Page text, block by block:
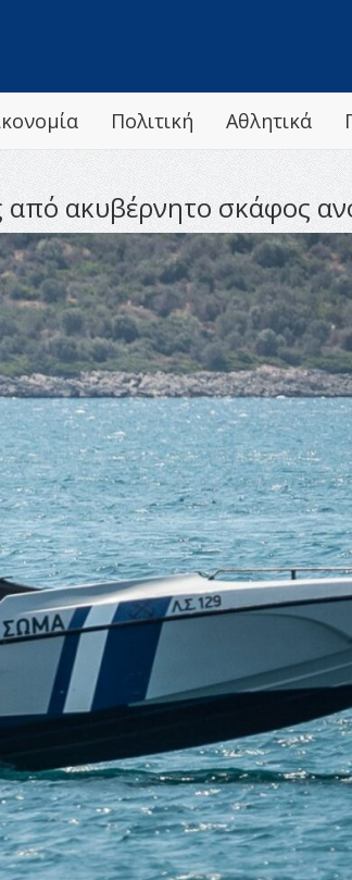
Πολιτική Αθλητικά
από ακυβέρνητο σκάφος